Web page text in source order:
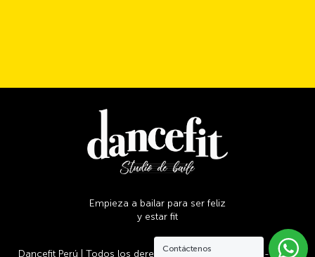
Empieza a bailar para ser feliz
y estar fit
Dancefit Perú | Todos los derechos reservados | 2026 - 03:47
Contáctenos